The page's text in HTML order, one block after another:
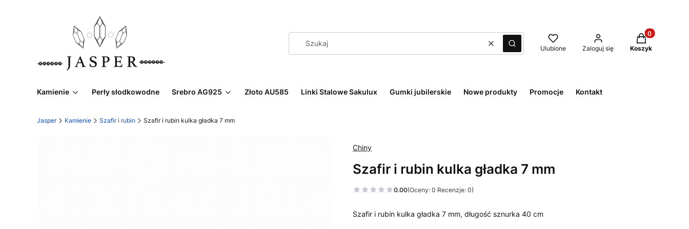
WyczyśćSzukaj Ulubione Zaloguj się
Produkty w
Koszyk
Kamienie Perły słodkowodne Srebro AG925 Złoto AU585 Linki Stalowe Sakulux Gumki jubilerskie Nowe produkty Promocje Kontakt
Jasper Kamienie Szafir i rubin Szafir i rubin kulka gładka 7 mm
Chiny
Szafir i rubin kulka gładka 7 mm
0.00(Oceny: 0 Recenzje: 0)
Szafir i rubin kulka gładka 7 mm, długość sznurka 40 cm